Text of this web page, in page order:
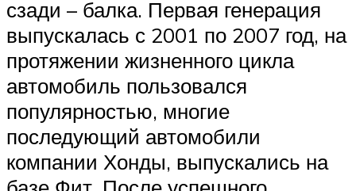
сзади – балка. Первая генерация
выпускалась с 2001 по 2007 год, на
протяжении жизненного цикла
автомобиль пользовался
популярностью, многие
последующий автомобили
компании Хонды, выпускались на